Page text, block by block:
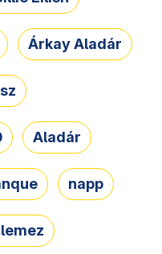
Árkay Aladár
Aladár
napp